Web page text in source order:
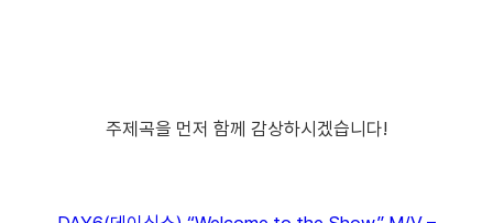
주제곡을 먼저 함께 감상하시겠습니다!